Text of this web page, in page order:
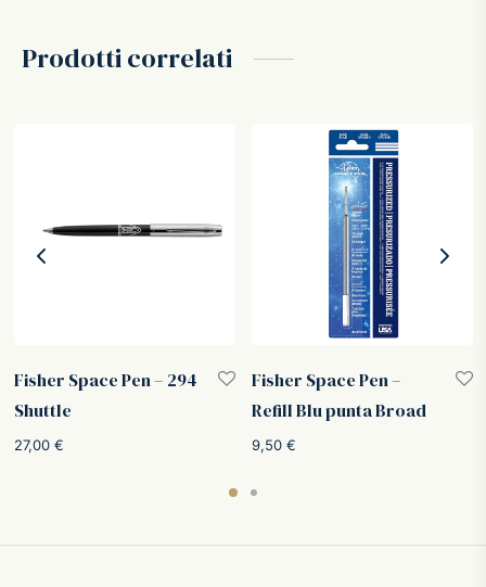
Prodotti correlati
Fisher Space Pen – 294
Shuttle
27,00 €
Fisher Space Pen –
Refill Blu punta Broad
9,50 €